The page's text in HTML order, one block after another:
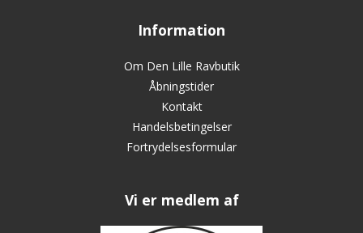
Information
Om Den Lille Ravbutik
Åbningstider
Kontakt
Handelsbetingelser
Fortrydelsesformular
Vi er medlem af